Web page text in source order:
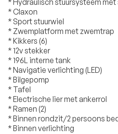
* Hydraulisch stuursysteem
* Claxon
* Sport stuurwiel
* Zwemplatform met zwemtrap
* Kikkers (6)
* 12v stekker
* 196L interne tank
* Navigatie verlichting (LED)
* Bilgepomp
* Tafel
* Electrische lier met ankerrol
* Ramen (2)
* Binnen rondzit/2 persoons
* Binnen verlichting